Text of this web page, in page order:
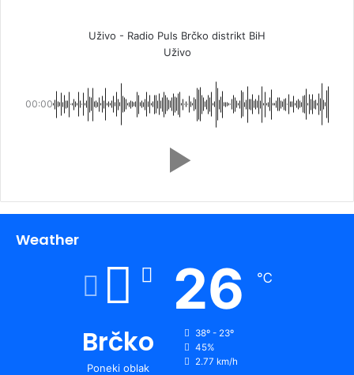
Uživo - Radio Puls Brčko distrikt BiH
Uživo
00:00
Weather
Brčko
Poneki oblak
26 ℃
38º - 23º
45%
2.77 km/h